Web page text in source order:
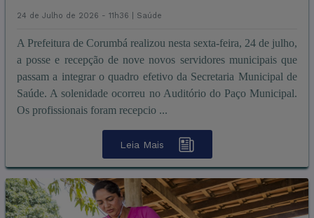
24 de Julho de 2026 - 11h36 | Saúde
A Prefeitura de Corumbá realizou nesta sexta-feira, 24 de julho,
a posse e recepção de nove novos servidores municipais que
passam a integrar o quadro efetivo da Secretaria Municipal de
Saúde. A solenidade ocorreu no Auditório do Paço Municipal.
Os profissionais foram recepcio ...
Leia Mais